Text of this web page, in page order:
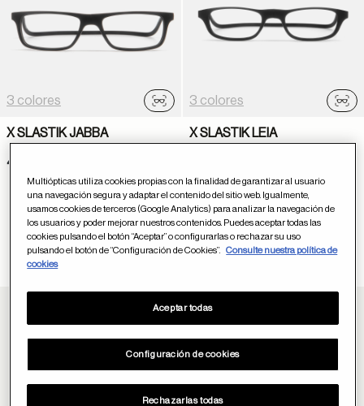
3 colores
Probador virtual
X SLASTIK JABBA
45 €
3 colores
X SLASTIK LEIA
Has visto 2 de 2 resultados
Únete a la newsletter de Multiópticas
Multiópticas utiliza cookies propias con la finalidad de garantizar al usuario
una navegación segura y adaptar el contenido del sitio web. Igualmente,
usamos cookies de terceros (Google Analytics) para analizar la navegación de
los usuarios y poder mejorar nuestros contenidos. Puedes aceptar todas las
cookies pulsando el botón “Aceptar” o configurarlas o rechazar su uso
pulsando el botón de “Configuración de Cookies”.
Consulte nuestra política de
cookies
Configuración de cookies
Rechazarlas todas
Aceptar todas